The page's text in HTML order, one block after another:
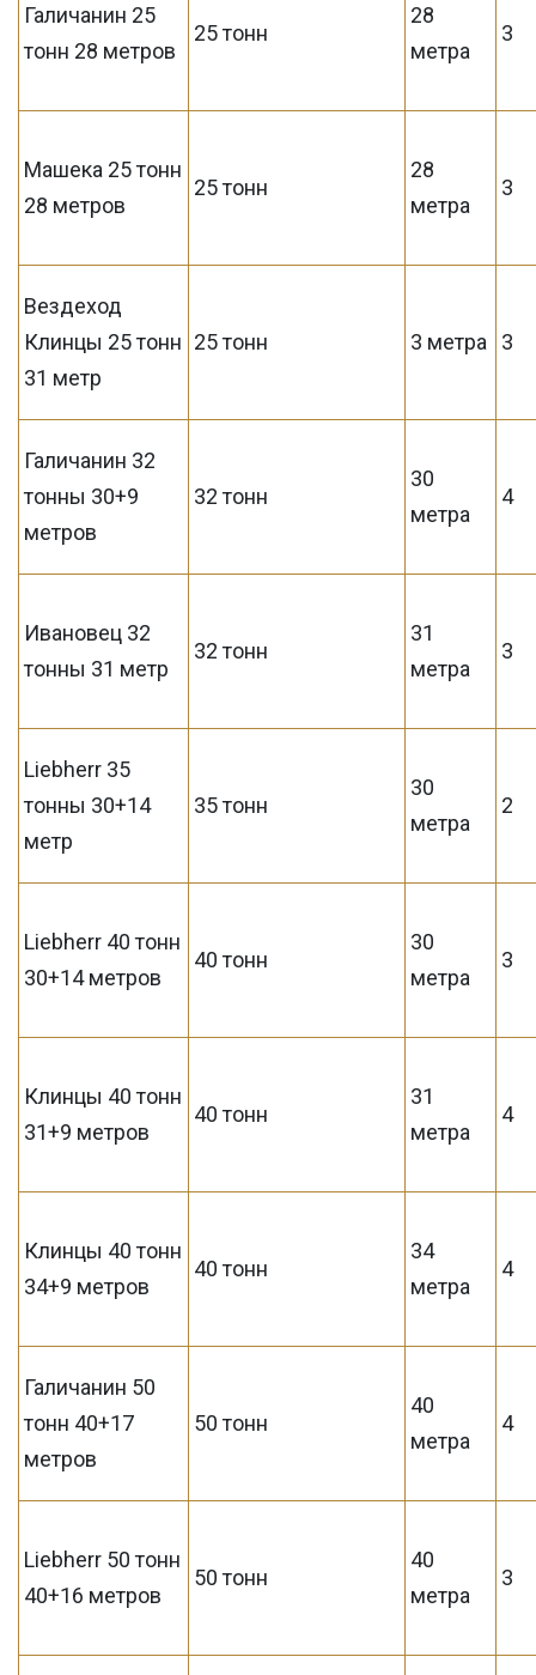
Галичанин 25
тонн 28 метров
25 тонн
28
метра
3
Машека 25 тонн
28 метров
25 тонн
28
метра
3
Вездеход
Клинцы 25 тонн
31 метр
25 тонн 3 метра 3
Галичанин 32
тонны 30+9
метров
32 тонн
30
метра
4
Ивановец 32
тонны 31 метр
32 тонн
31
метра
3
Liebherr 35
тонны 30+14
метр
35 тонн
30
метра
2
Liebherr 40 тонн
30+14 метров
40 тонн
30
метра
3
Клинцы 40 тонн
31+9 метров
40 тонн
31
метра
4
Клинцы 40 тонн
34+9 метров
40 тонн
34
метра
4
Галичанин 50
тонн 40+17
метров
50 тонн
40
метра
4
Liebherr 50 тонн
40+16 метров
50 тонн
40
метра
3